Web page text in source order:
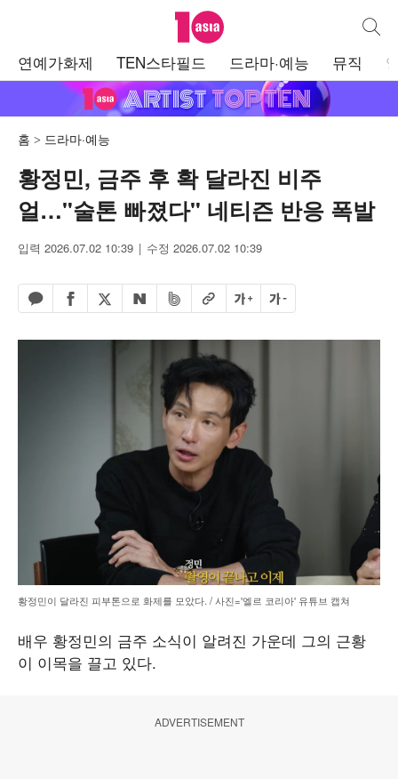
텐아시아 통합
연예가화제 TEN스타필드 드라마·예능 뮤직
홈 드라마·예능
황정민, 금주 후 확 달라진 비주
얼…"술톤 빠졌다" 네티즌 반응 폭발
입력 2026.07.02 10:39 수정 2026.07.02 10:39
카카오톡 공유하기
페이스북 공유하기
엑스 공유하기
네이버 공유하기
밴드 공유하기
URL복사글자 크게글자 작게
황정민이 달라진 피부톤으로 화제를 모았다. / 사진='엘르 코리아' 유튜브 캡쳐
배우 황정민의 금주 소식이 알려진 가운데 그의 근황
이 이목을 끌고 있다.
ADVERTISEMENT